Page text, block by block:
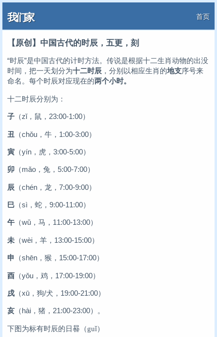
我们家 首页
【原创】中国古代的时辰，五更，刻
“时辰”是中国古代的计时方法。传说是根据十二生肖动物的出没
时间，把一天划分为十二时辰 ，分别以相应生肖的地支序号来
命名。每个时辰对应现在的两个小时。
十二时辰分别为：
子 （zǐ，鼠，23:00-1:00）
丑 （chǒu，牛，1:00-3:00）
寅 （yín，虎，3:00-5:00）
卯 （mǎo，兔，5:00-7:00）
辰 （chén，龙，7:00-9:00）
巳 （sì，蛇，9:00-11:00）
午 （wǔ，马，11:00-13:00）
未 （wèi，羊，13:00-15:00）
申 （shēn，猴，15:00-17:00）
酉 （yǒu，鸡，17:00-19:00）
戌 （xū，狗/犬，19:00-21:00）
亥 （hài，猪，21:00-23:00）。
下图为标有时辰的日晷（guǐ）